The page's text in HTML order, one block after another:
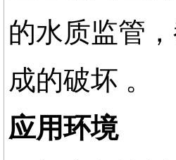
的水质监管
成的破坏 。
应用环境